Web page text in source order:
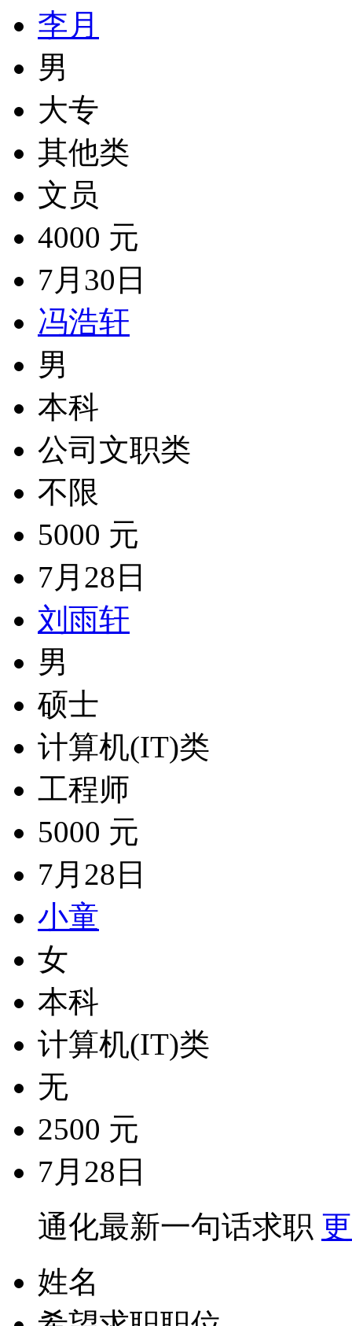
李月
男
大专
其他类
文员
4000 元
7月30日
冯浩轩
男
本科
公司文职类
不限
5000 元
7月28日
刘雨轩
男
硕士
计算机(IT)类
工程师
5000 元
7月28日
小童
女
本科
计算机(IT)类
无
2500 元
7月28日
通化最新一句话求职
姓名